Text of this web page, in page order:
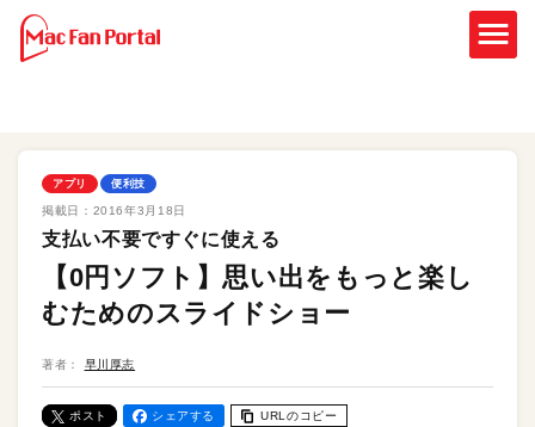
アプリ 便利技
掲載日： 2016年3月18日
支払い不要ですぐに使える
【0円ソフト】思い出をもっと楽し
むためのスライドショー
著者： 早川厚志
ポスト シェアする URLのコピー